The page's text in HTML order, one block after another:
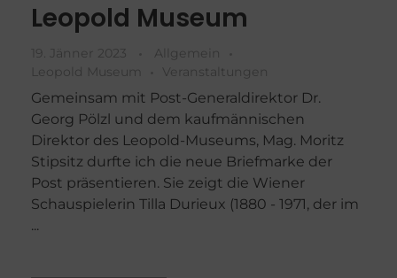
Leopold Museum
19. Jänner 2023
Allgemein
Leopold Museum
Veranstaltungen
Gemeinsam mit Post-Generaldirektor Dr.
Georg Pölzl und dem kaufmännischen
Direktor des Leopold-Museums, Mag. Moritz
Stipsitz durfte ich die neue Briefmarke der
Post präsentieren. Sie zeigt die Wiener
Schauspielerin Tilla Durieux (1880 - 1971, der im
...